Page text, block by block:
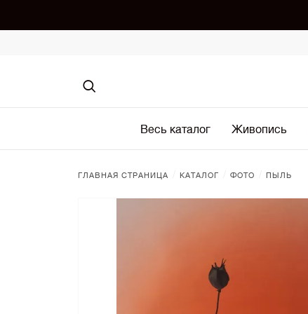
Весь каталог Живопись
ГЛАВНАЯ СТРАНИЦА КАТАЛОГ ФОТО ПЫЛЬ